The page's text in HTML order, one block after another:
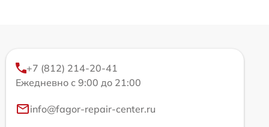
+7 (812) 214-20-41
Ежедневно с 9:00 до 21:00
info@fagor-repair-center.ru